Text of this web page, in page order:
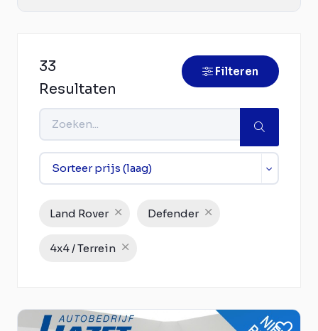
33
Resultaten
Filteren
Land Rover Defender
4x4 / Terrein